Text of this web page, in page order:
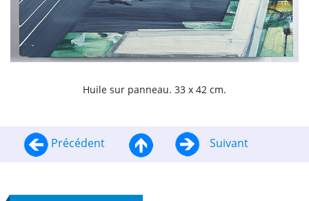
Huile sur panneau. 33 x 42 cm.
Précédent Suivant